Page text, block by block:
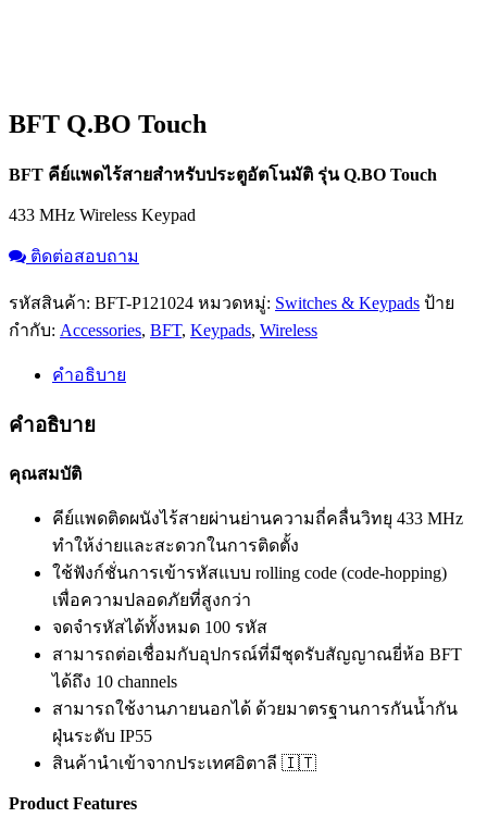
BFT Q.BO Touch
BFT คีย์แพดไร้สายสำหรับประตูอัตโนมัติ รุ่น Q.BO Touch
433 MHz Wireless Keypad
ติดต่อสอบถาม
รหัสสินค้า: BFT-P121024 หมวดหมู่: Switches & Keypads ป้าย
กำกับ: Accessories, BFT, Keypads, Wireless
คำอธิบาย
คำอธิบาย
คุณสมบัติ
คีย์แพดติดผนังไร้สายผ่านย่านความถี่คลื่นวิทยุ 433 MHz
ทำให้ง่ายและสะดวกในการติดตั้ง
ใช้ฟังก์ชั่นการเข้ารหัสแบบ rolling code (code-hopping)
เพื่อความปลอดภัยที่สูงกว่า
จดจำรหัสได้ทั้งหมด 100 รหัส
สามารถต่อเชื่อมกับอุปกรณ์ที่มีชุดรับสัญญาณยี่ห้อ BFT
ได้ถึง 10 channels
สามารถใช้งานภายนอกได้ ด้วยมาตรฐานการกันน้ำกัน
ฝุ่นระดับ IP55
สินค้านำเข้าจากประเทศอิตาลี 🇮🇹
Product Features